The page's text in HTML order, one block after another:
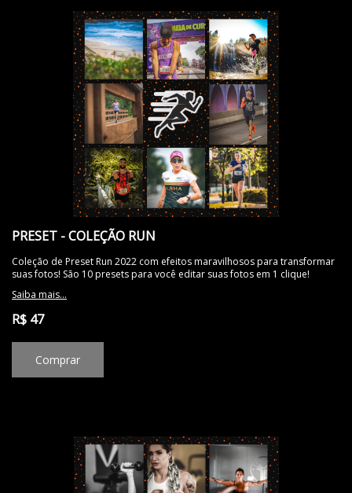
PRESET - COLEÇÃO RUN
Coleção de Preset Run 2022 com efeitos maravilhosos para transformar
suas fotos! São 10 presets para você editar suas fotos em 1 clique!
Saiba mais...
R$ 47
Comprar